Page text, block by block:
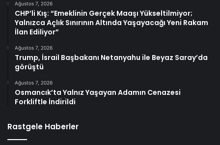
Ağustos 7, 2026
CHP’li Kış: “Emeklinin Gerçek Maaşı Yükseltilmiyor;
Yalnızca Açlık Sınırının Altında Yaşayacağı Yeni Rakam
İlan Ediliyor”
Ağustos 7, 2026
Trump, İsrail Başbakanı Netanyahu ile Beyaz Saray’da
görüştü
Ağustos 7, 2026
Osmancık’ta Yalnız Yaşayan Adamın Cenazesi
Forkliftle İndirildi
Rastgele Haberler